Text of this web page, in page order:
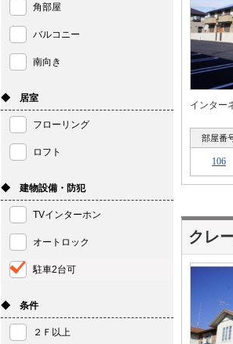
インター
部屋番
106
クレ
角部屋
バルコニー
南向き
◆ 居室
フローリング
ロフト
◆ 建物設備・防犯
TVインターホン
オートロック
駐車2台可
◆ 条件
２Ｆ以上